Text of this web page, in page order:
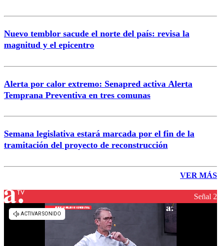
Nuevo temblor sacude el norte del país: revisa la
magnitud y el epicentro
Alerta por calor extremo: Senapred activa Alerta
Temprana Preventiva en tres comunas
Semana legislativa estará marcada por el fin de la
tramitación del proyecto de reconstrucción
VER MÁS
Señal 2